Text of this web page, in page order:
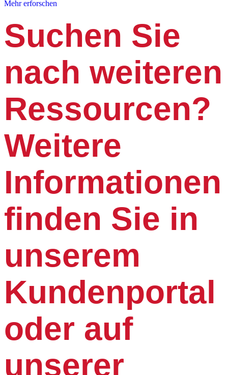
Mehr erforschen
Suchen Sie
nach weiteren
Ressourcen?
Weitere
Informationen
finden Sie in
unserem
Kundenportal
oder auf
unserer